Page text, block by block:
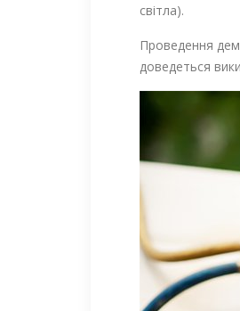
світла).
Проведення
доведеться